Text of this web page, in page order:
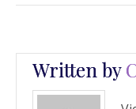
Written by